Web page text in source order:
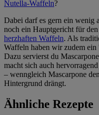
Nutella-Waffeln?
Dabei darf es gern ein wenig
noch ein Hauptgericht für
herzhaften Waffeln. Als
Waffeln haben wir zudem ein
Dazu servierst du
macht sich auch
– wenngleich Mascarpone
Hintergrund drängt.
Ähnliche Rezepte